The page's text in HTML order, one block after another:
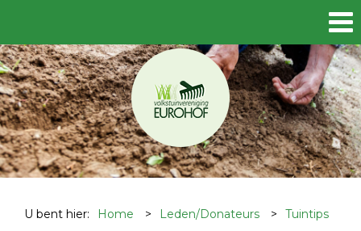
U bent hier: Home > Leden/Donateurs > Tuintips